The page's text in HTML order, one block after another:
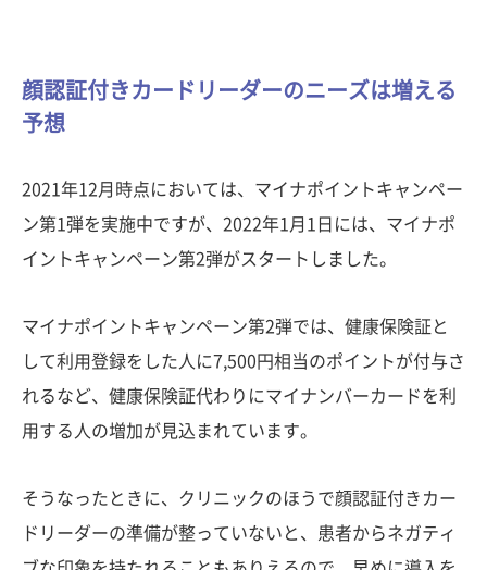
顔認証付きカードリーダーのニーズは増える
予想
2021年12月時点においては、マイナポイントキャンペー
ン第1弾を実施中ですが、2022年1月1日には、マイナポ
イントキャンペーン第2弾がスタートしました。
マイナポイントキャンペーン第2弾では、健康保険証と
して利用登録をした人に7,500円相当のポイントが付与さ
れるなど、健康保険証代わりにマイナンバーカードを利
用する人の増加が見込まれています。
そうなったときに、クリニックのほうで顔認証付きカー
ドリーダーの準備が整っていないと、患者からネガティ